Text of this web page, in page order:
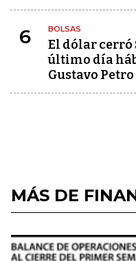
6 BOLSAS
El dólar cerró
último día
Gustavo Petro
MÁS DE